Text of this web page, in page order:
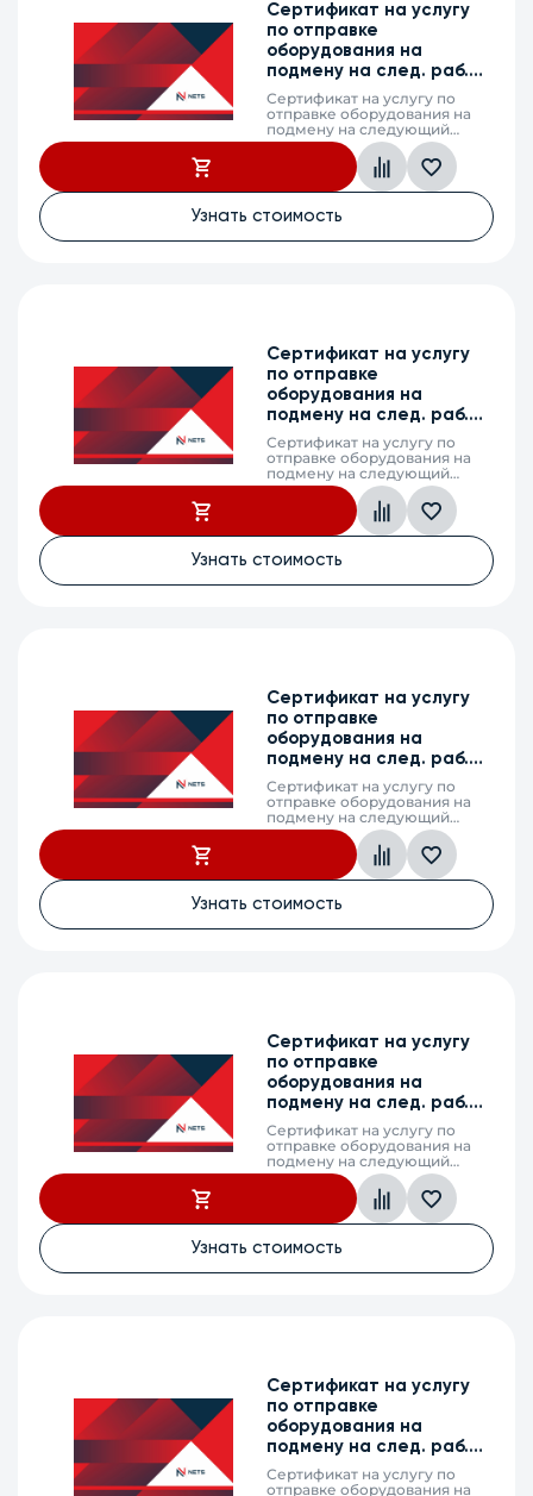
Сертификат на услугу
по отправке
оборудования на
подмену на след. раб.
день, MES2310-48DP, 1 г.
Сертификат на услугу по
отправке оборудования на
подмену на следующий
рабочий день (next business
day shipping) в случае выхода
из строя оборудования,
MES2310-48DP, 1
Узнать стоимость
Сертификат на услугу
по отправке
оборудования на
подмену на след. раб.
день, WLC-15, 2г.
Сертификат на услугу по
отправке оборудования на
подмену на следующий
рабочий день (next business
day shipping) в случае выхода
из строя оборудования, WLC-
15, 2 календарных года
Узнать стоимость
Сертификат на услугу
по отправке
оборудования на
подмену на след. раб.
день, WLC-30, 2г.
Сертификат на услугу по
отправке оборудования на
подмену на следующий
рабочий день (next business
day shipping) в случае выхода
из строя оборудования, WLC-
30, 2 календарных года
Узнать стоимость
Сертификат на услугу
по отправке
оборудования на
подмену на след. раб.
день, WEP-30L, 2г.
Сертификат на услугу по
отправке оборудования на
подмену на следующий
рабочий день (next business
day shipping) в случае выхода
из строя оборудования,
WEP-30L, 2 календарных
Узнать стоимость
Сертификат на услугу
по отправке
оборудования на
подмену на след. раб.
день, WEP-2L, 2г.
Сертификат на услугу по
отправке оборудования на